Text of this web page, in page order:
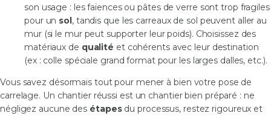
son usage : les faïences ou pâtes de verre sont trop fragiles
pour un sol, tandis que les carreaux de sol peuvent aller au
mur (si le mur peut supporter leur poids). Choisissez des
matériaux de qualité et cohérents avec leur destination
(ex : colle spéciale grand format pour les larges dalles, etc.).
Vous savez désormais tout pour mener à bien votre pose de
carrelage. Un chantier réussi est un chantier bien préparé : ne
négligez aucune des étapes du processus, restez rigoureux et